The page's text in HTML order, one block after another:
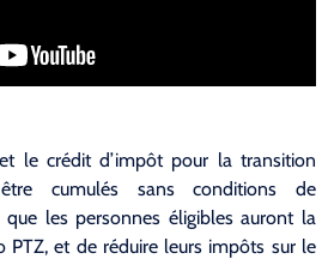
le crédit d’impôt pour la transition
cumulés sans conditions de
que les personnes éligibles auront la
PTZ, et de réduire leurs impôts sur le